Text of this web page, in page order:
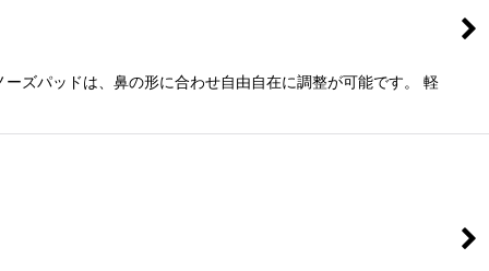
ズパッドは、鼻の形に合わせ自由自在に調整が可能です。 軽